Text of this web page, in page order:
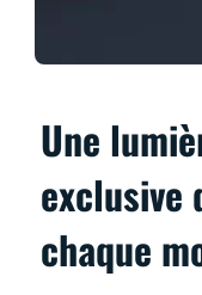
Une
exclusive
chaque